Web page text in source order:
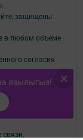
язылыгыз!
защищены
в любом объеме
согласия
и массовым
77-67912 от